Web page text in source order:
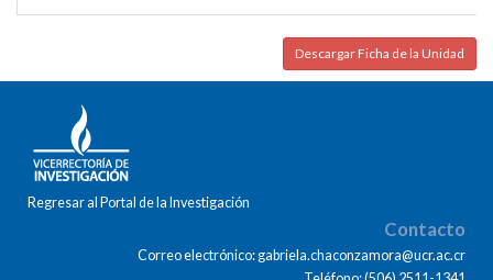
Descargar Ficha de la Unidad
Regresar al Portal de la Investigación
Contacto
Correo electrónico: gabriela.chaconzamora@ucr.ac.cr